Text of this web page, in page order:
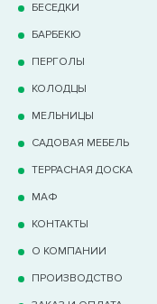
БЕСЕДКИ
БАРБЕКЮ
ПЕРГОЛЫ
КОЛОДЦЫ
МЕЛЬНИЦЫ
САДОВАЯ МЕБЕЛЬ
ТЕРРАCНАЯ ДОСКА
МАФ
КОНТАКТЫ
О КОМПАНИИ
ПРОИЗВОДСТВО